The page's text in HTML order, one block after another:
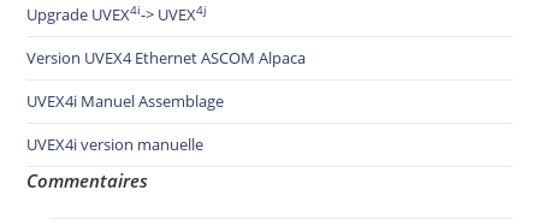
Upgrade UVEX4i-> UVEX4j
Version UVEX4 Ethernet ASCOM Alpaca
UVEX4i Manuel Assemblage
UVEX4i version manuelle
Commentaires